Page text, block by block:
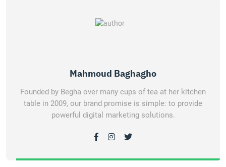
Mahmoud Baghagho
Founded by Begha over many cups of tea at her kitchen
table in 2009, our brand promise is simple: to provide
powerful digital marketing solutions.